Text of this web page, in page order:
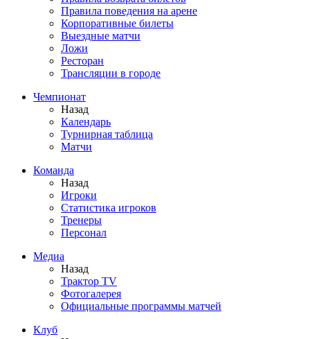
Правила поведения на арене
Корпоративные билеты
Выездные матчи
Ложи
Ресторан
Трансляции в городе
Чемпионат
Назад
Календарь
Турнирная таблица
Матчи
Команда
Назад
Игроки
Статистика игроков
Тренеры
Персонал
Медиа
Назад
Трактор TV
Фотогалерея
Официальные программы матчей
Клуб